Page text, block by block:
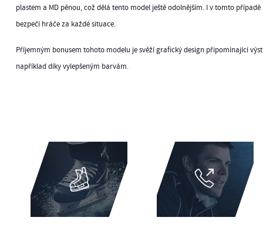
plastem a MD pěnou, což dělá tento model ještě odolnějším. I v tomto
bezpečí hráče za každé situace.
Příjemným bonusem tohoto modelu je svěží grafický design připomínající
například díky vylepšeným barvám.